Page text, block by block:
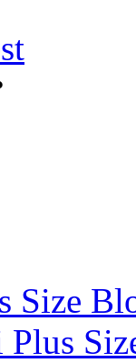
Size